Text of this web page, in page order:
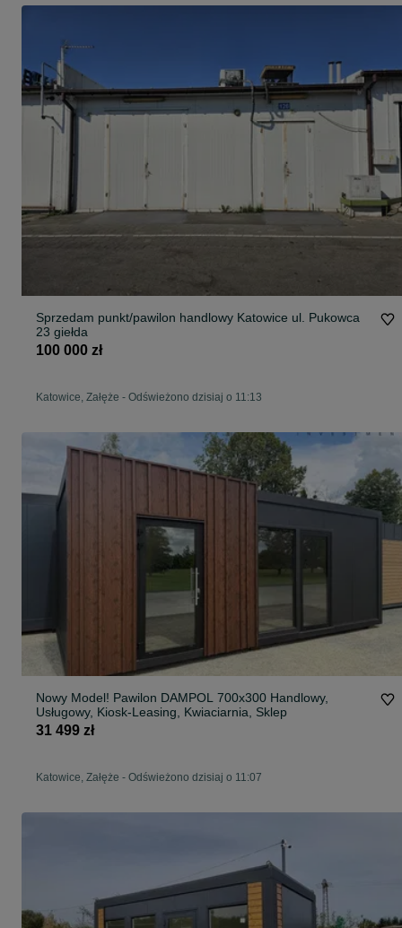
Sprzedam punkt/pawilon handlowy Katowice ul. Pukowca
23 giełda
100 000 zł
Katowice, Załęże - Odświeżono dzisiaj o 11:13
Nowy Model! Pawilon DAMPOL 700x300 Handlowy,
Usługowy, Kiosk-Leasing, Kwiaciarnia, Sklep
31 499 zł
Katowice, Załęże - Odświeżono dzisiaj o 11:07